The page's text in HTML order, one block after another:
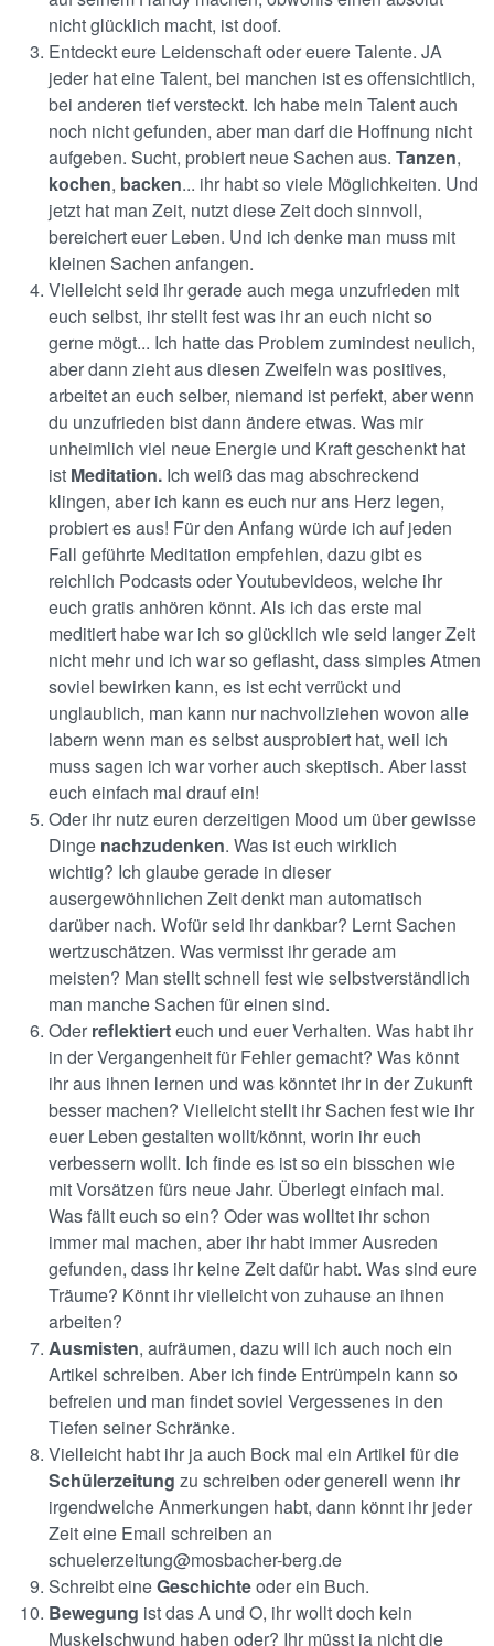
nicht glücklich macht, ist doof.
Entdeckt eure Leidenschaft oder euere Talente. JA
jeder hat eine Talent, bei manchen ist es offensichtlich,
bei anderen tief versteckt. Ich habe mein Talent auch
noch nicht gefunden, aber man darf die Hoffnung nicht
aufgeben. Sucht, probiert neue Sachen aus. Tanzen,
kochen, backen... ihr habt so viele Möglichkeiten. Und
jetzt hat man Zeit, nutzt diese Zeit doch sinnvoll,
bereichert euer Leben. Und ich denke man muss mit
kleinen Sachen anfangen.
Vielleicht seid ihr gerade auch mega unzufrieden mit
euch selbst, ihr stellt fest was ihr an euch nicht so
gerne mögt... Ich hatte das Problem zumindest neulich,
aber dann zieht aus diesen Zweifeln was positives,
arbeitet an euch selber, niemand ist perfekt, aber wenn
du unzufrieden bist dann ändere etwas. Was mir
unheimlich viel neue Energie und Kraft geschenkt hat
ist Meditation. Ich weiß das mag abschreckend
klingen, aber ich kann es euch nur ans Herz legen,
probiert es aus! Für den Anfang würde ich auf jeden
Fall geführte Meditation empfehlen, dazu gibt es
reichlich Podcasts oder Youtubevideos, welche ihr
euch gratis anhören könnt. Als ich das erste mal
meditiert habe war ich so glücklich wie seid langer Zeit
nicht mehr und ich war so geflasht, dass simples Atmen
soviel bewirken kann, es ist echt verrückt und
unglaublich, man kann nur nachvollziehen wovon alle
labern wenn man es selbst ausprobiert hat, weil ich
muss sagen ich war vorher auch skeptisch. Aber lasst
euch einfach mal drauf ein!
Oder ihr nutz euren derzeitigen Mood um über gewisse
Dinge nachzudenken. Was ist euch wirklich
wichtig? Ich glaube gerade in dieser
ausergewöhnlichen Zeit denkt man automatisch
darüber nach. Wofür seid ihr dankbar? Lernt Sachen
wertzuschätzen. Was vermisst ihr gerade am
meisten? Man stellt schnell fest wie selbstverständlich
man manche Sachen für einen sind.
Oder reflektierteuch und euer Verhalten. Was habt ihr
in der Vergangenheit für Fehler gemacht? Was könnt
ihr aus ihnen lernen und was könntet ihr in der Zukunft
besser machen? Vielleicht stellt ihr Sachen fest wie ihr
euer Leben gestalten wollt/könnt, worin ihr euch
verbessern wollt. Ich finde es ist so ein bisschen wie
mit Vorsätzen fürs neue Jahr. Überlegt einfach mal.
Was fällt euch so ein? Oder was wolltet ihr schon
immer mal machen, aber ihr habt immer Ausreden
gefunden, dass ihr keine Zeit dafür habt. Was sind eure
Träume? Könnt ihr vielleicht von zuhause an ihnen
arbeiten?
Ausmisten, aufräumen, dazu will ich auch noch ein
Artikel schreiben. Aber ich finde Entrümpeln kann so
befreien und man findet soviel Vergessenes in den
Tiefen seiner Schränke.
Vielleicht habt ihr ja auch Bock mal ein Artikel für die
Schülerzeitung zu schreiben oder generell wenn ihr
irgendwelche Anmerkungen habt, dann könnt ihr jeder
Zeit eine Email schreiben an
schuelerzeitung@mosbacher-berg.de
Schreibt eineGeschichteoder ein Buch.
Bewegung ist das A und O, ihr wollt doch kein
Muskelschwund haben oder? Ihr müsst ja nicht die